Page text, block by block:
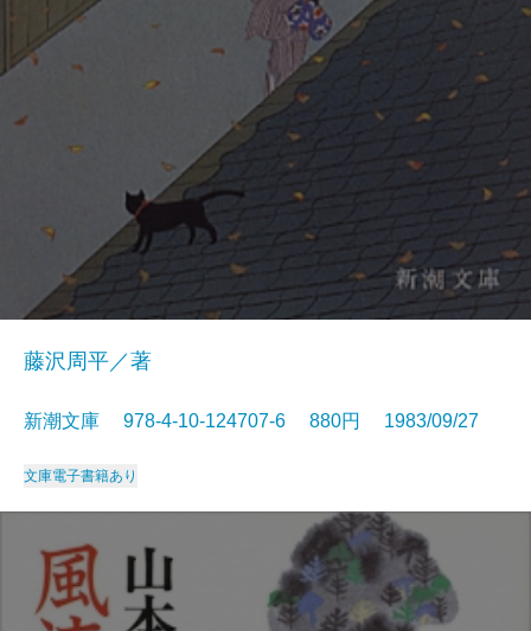
藤沢周平／著
新潮文庫 978-4-10-124707-6 880円 1983/09/27
文庫電子書籍あり